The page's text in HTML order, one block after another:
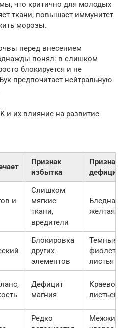
что критично для молодых
ткани, повышает иммунитет
морозы.
перед внесением
понял: в слишком
блокируется и не
предпочитает нейтральную
и их влияние на развитие
Признак
избытка
Признак
дефицита
и
Слишком
мягкие
ткани,
вредители
Бледная,
желтая
Блокировка
других
элементов
Темные,
листья
Дефицит
магния
Краевой
листьев
Редко